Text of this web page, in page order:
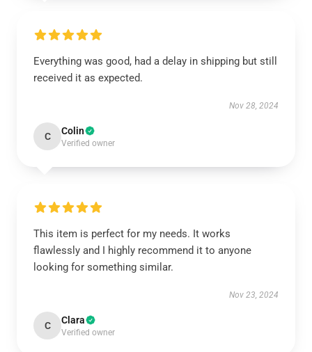
Everything was good, had a delay in shipping but still
received it as expected.
Nov 28, 2024
C Colin
Verified owner
This item is perfect for my needs. It works
flawlessly and I highly recommend it to anyone
looking for something similar.
Nov 23, 2024
C Clara
Verified owner